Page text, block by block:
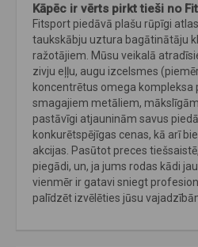
Kāpēc ir vērts pirkt tieši no
Fitsport piedāvā plašu rūpīgi
taukskābju uztura bagātinātāju
ražotājiem. Mūsu veikalā
zivju eļļu, augu izcelsmes
koncentrētus omega kompleksa
smagajiem metāliem,
pastāvīgi atjauninām savus
konkurētspējīgas cenas, kā arī
akcijas. Pasūtot preces
piegādi, un, ja jums rodas kādi
vienmēr ir gatavi sniegt
palīdzēt izvēlēties jūsu